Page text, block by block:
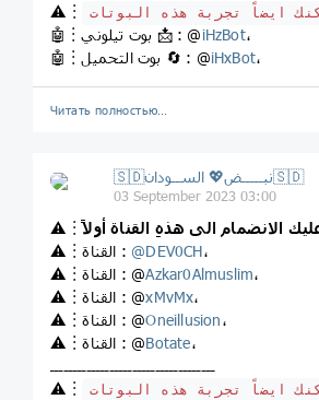
⚠️︙
🤖︙بوت تيلوني 📩 : @iHzBot،
🤖︙بوت التحميل 🔄 : @iHxBot،
Читать полностью…
🇸🇩نبـــــض💖 الســودان🇸🇩
03 September 2023 03:00
⚠️︙
⚠️︙القناة : @DEV0CH،
⚠️︙القناة : @Azkar0Almuslim،
⚠️︙القناة : @xMvMx،
⚠️︙القناة : @Oneillusion،
⚠️︙القناة : @Botate،
⚠️︙